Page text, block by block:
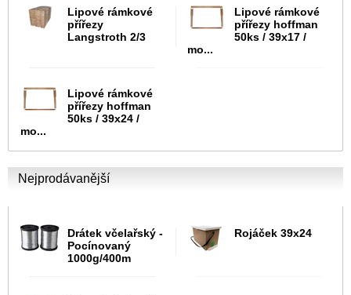
Lipové rámkové
přířezy
Langstroth 2/3
Lipové rámkové
přířezy hoffman
50ks / 39x17 /
mo...
Lipové rámkové
přířezy hoffman
50ks / 39x24 /
mo...
Nejprodávanější
Drátek včelařský -
Pocínovaný
1000g/400m
Rojáček 39x24